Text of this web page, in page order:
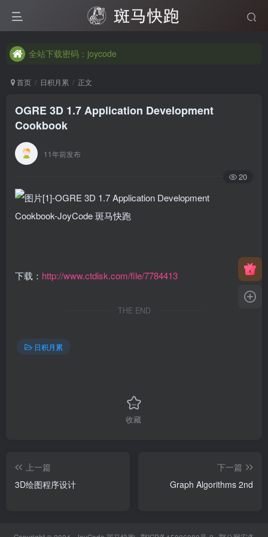
全站下载密码：joycode
全站下载密码：joycode
全站下载密码：joycode
首页 日积月累 正文
OGRE 3D 1.7 Application Development
Cookbook
11年前发布
20
下载： http://www.ctdisk.com/file/7784413
THE END
日积月累
收藏
上一篇
3D绘图程序设计
下一篇
Graph Algorithms 2nd